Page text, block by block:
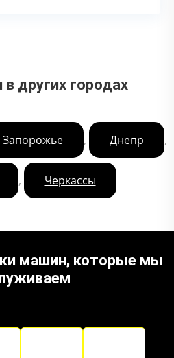
других городах
Запорожье , Днепр ,
, Черкассы
машин, которые мы